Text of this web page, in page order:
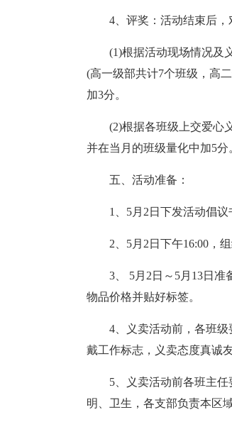
4、评奖：活动结束后，
(1)根据活动现场情况及
(高一级部共计7个班级，高
加3分。
(2)根据各班级上交爱心
并在当月的班级量化中加5分
五、活动准备：
1、5月2日下发活动倡议
2、5月2日下午16:00，
3、 5月2日～5月13日
物品价格并贴好标签。
4、义卖活动前，各班
戴工作标志，义卖态度真诚友
5、义卖活动前各班主
明、卫生，各支部负责本区域